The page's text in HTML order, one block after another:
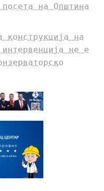
на Општина
конструкција на
не е